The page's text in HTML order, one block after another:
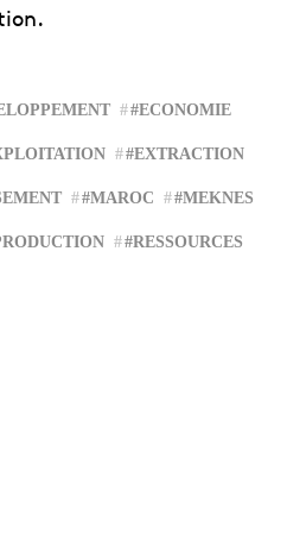
#ECONOMIE
#EXTRACTION
#MAROC #MEKNES
#RESSOURCES